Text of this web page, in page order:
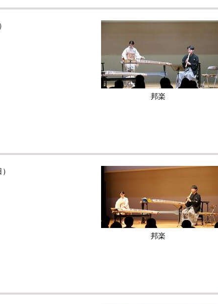
邦楽
邦楽